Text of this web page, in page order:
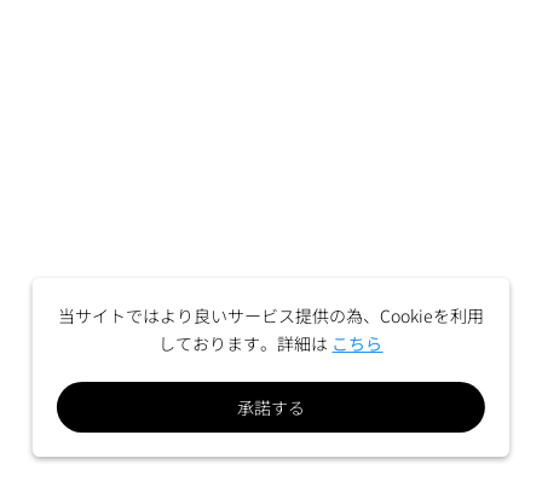
当サイトではより良いサービス提供の為、Cookieを利用
しております。詳細は こちら
承諾する